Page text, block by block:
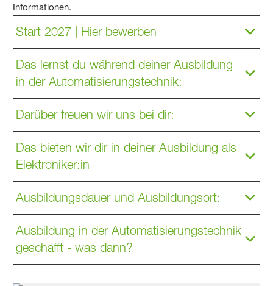
Informationen.
Start 2027 | Hier bewerben
Das lernst du während deiner Ausbildung
in der Automatisierungstechnik:
Darüber freuen wir uns bei dir:
Das bieten wir dir in deiner Ausbildung als
Elektroniker:in
Ausbildungsdauer und Ausbildungsort:
Ausbildung in der Automatisierungstechnik
geschafft - was dann?